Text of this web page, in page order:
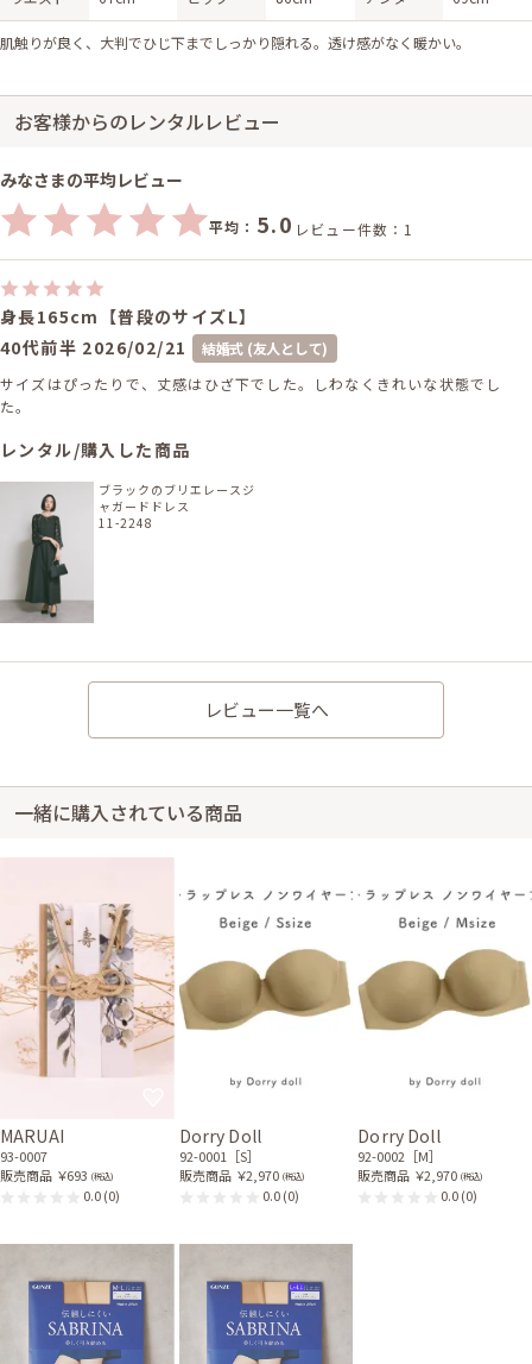
肌触りが良く、大判でひじ下までしっかり隠れる。透け感がなく暖かい。
お客様からのレンタルレビュー
みなさまの平均レビュー
平均： 5.0 レビュー件数：1
身長165cm【普段のサイズL】
40代前半 2026/02/21
結婚式 (友人として)
サイズはぴったりで、丈感はひざ下でした。しわなくきれいな状態でし
た。
レンタル/購入した商品
ブラックのブリエレースジ
ャガードドレス
11-2248
レビュー一覧へ
一緒に購入されている商品
MARUAI
93-0007
販売商品 ￥693 (税込)
0.0(0)
Dorry Doll
92-0001［S］
販売商品 ￥2,970 (税込)
0.0(0)
Dorry Doll
92-0002［M］
販売商品 ￥2,970 (税込)
0.0(0)